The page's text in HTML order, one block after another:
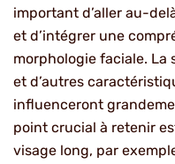
important d’aller au-
et d’intégrer une
morphologie faciale. La
et d’autres
influenceront
point crucial à retenir
visage long, par